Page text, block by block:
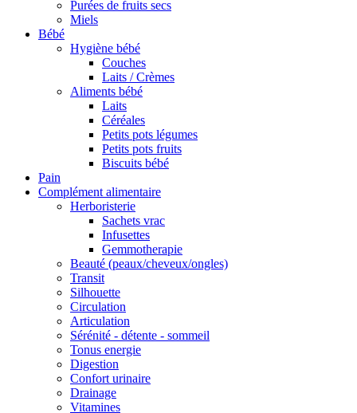
Purées de fruits secs
Miels
Bébé
Hygiène bébé
Couches
Laits / Crèmes
Aliments bébé
Laits
Céréales
Petits pots légumes
Petits pots fruits
Biscuits bébé
Pain
Complément alimentaire
Herboristerie
Sachets vrac
Infusettes
Gemmotherapie
Beauté (peaux/cheveux/ongles)
Transit
Silhouette
Circulation
Articulation
Sérénité - détente - sommeil
Tonus energie
Digestion
Confort urinaire
Drainage
Vitamines